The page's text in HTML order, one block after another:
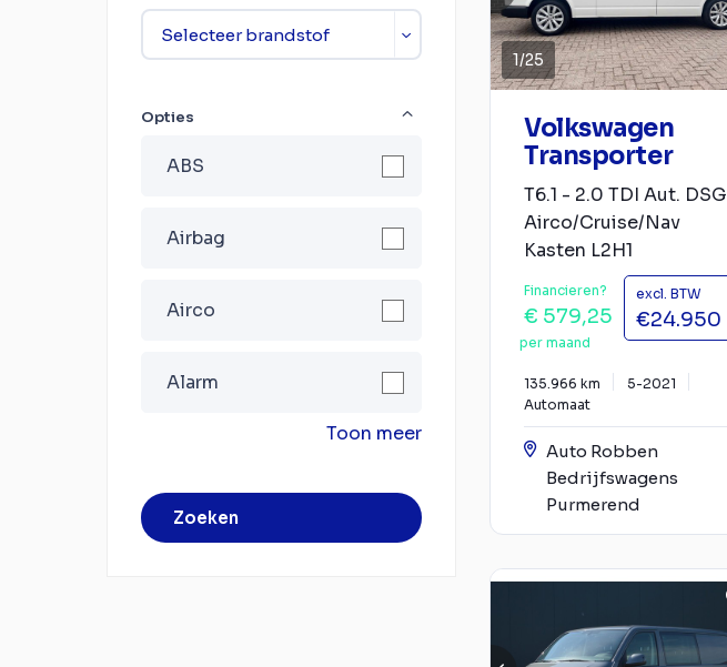
Opties
ABS
Airbag
Airco
Alarm
Toon meer
Zoeken
1/25
Volkswagen
Transporter
T6.1 - 2.0 TDI Aut. DSG
Airco/Cruise/Nav
Kasten L2H1
Financieren?
€ 579,25
per maand
excl. BTW
€24.950
135.966 km
5-2021
Automaat
Auto Robben
Bedrijfswagens
Purmerend